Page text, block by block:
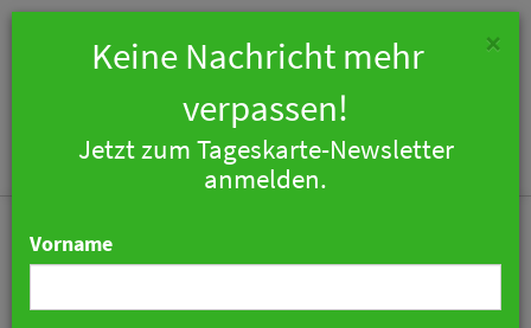
×
Keine Nachricht mehr
verpassen!
Jetzt zum Tageskarte-Newsletter
anmelden.
Vorname